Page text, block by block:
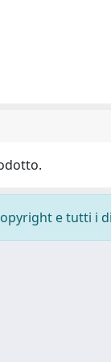
e tutti i